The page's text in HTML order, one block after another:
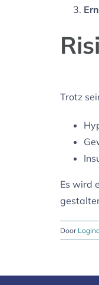
Trotz
Es wird
Door